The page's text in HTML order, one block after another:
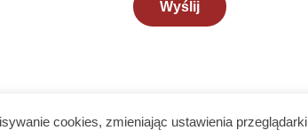
Wyślij
cookies, zmieniając ustawienia przeglądarki